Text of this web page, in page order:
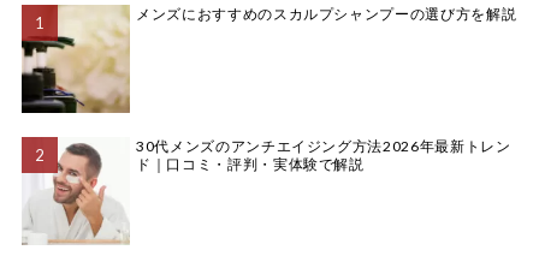
メンズにおすすめのスカルプシャンプーの選び方を解説
30代メンズのアンチエイジング方法2026年最新トレン
ド｜口コミ・評判・実体験で解説